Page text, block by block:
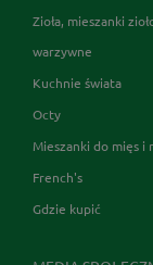
Zioła, mieszanki
warzywne
Kuchnie świata
Octy
Mieszanki do mięs i
French's
Gdzie kupić